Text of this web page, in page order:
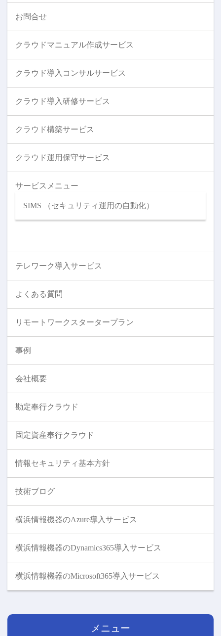
お問合せ
クラウドマニュアル作成サービス
クラウド導入コンサルサービス
クラウド導入研修サービス
クラウド構築サービス
クラウド運用保守サービス
サービスメニュー
SIMS （セキュリティ運用の自動化）
テレワーク導入サービス
よくある質問
リモートワークスタータープラン
事例
会社概要
勘定奉行クラウド
固定資産奉行クラウド
情報セキュリティ基本方針
技術ブログ
横浜情報機器のAzure導入サービス
横浜情報機器のDynamics365導入サービス
横浜情報機器のMicrosoft365導入サービス
メニュー